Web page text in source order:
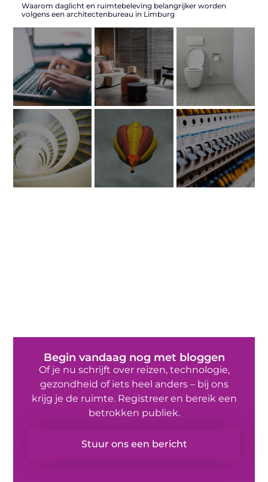
Waarom daglicht en ruimtebeleving belangrijker worden
volgens een architectenbureau in Limburg
Begin vandaag nog met bloggen
Of je nu schrijft over reizen, technologie,
gezondheid of iets heel anders – bij ons
krijg je de ruimte. Registreer en bereik een
betrokken publiek.
Stuur ons een bericht